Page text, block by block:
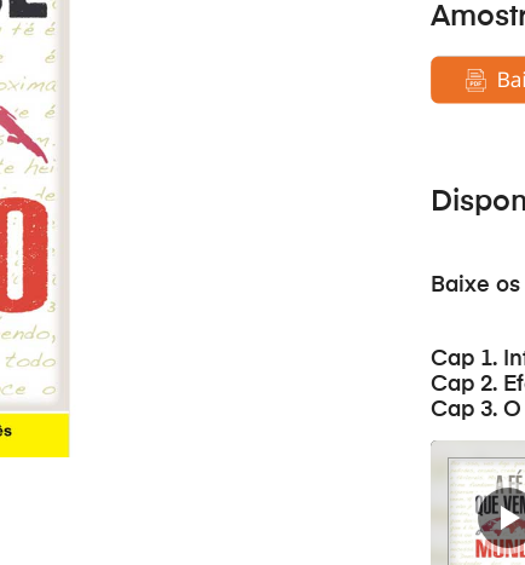
Baixe
Cap 1.
Cap 2.
Cap 3.
Reprodutor
áudio